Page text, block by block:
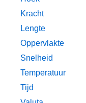
Kracht
Lengte
Oppervlakte
Snelheid
Temperatuur
Tijd